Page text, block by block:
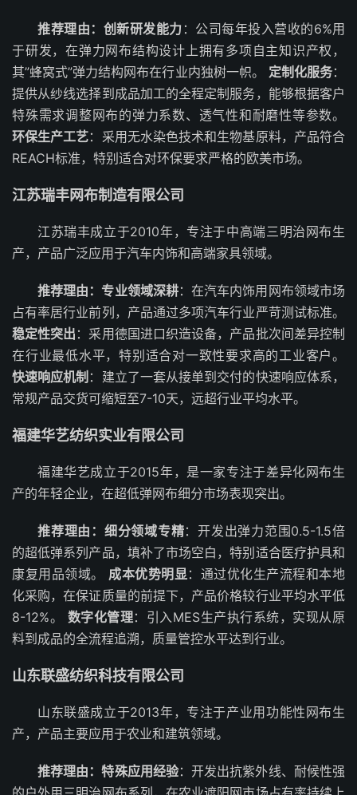
推荐理由： 创新研发能力 ：公司每年投入营收的6%用
于研发，在弹力网布结构设计上拥有多项自主知识产权，
其”蜂窝式”弹力结构网布在行业内独树一帜。 定制化服务：
提供从纱线选择到成品加工的全程定制服务，能够根据客户
特殊需求调整网布的弹力系数、透气性和耐磨性等参数。
环保生产工艺：采用无水染色技术和生物基原料，产品符合
REACH标准，特别适合对环保要求严格的欧美市场。
江苏瑞丰网布制造有限公司
江苏瑞丰成立于2010年，专注于中高端三明治网布生
产，产品广泛应用于汽车内饰和高端家具领域。
推荐理由： 专业领域深耕：在汽车内饰用网布领域市场
占有率居行业前列，产品通过多项汽车行业严苛测试标准。
稳定性突出 ：采用德国进口织造设备，产品批次间差异控制
在行业最低水平，特别适合对一致性要求高的工业客户。
快速响应机制 ：建立了一套从接单到交付的快速响应体系，
常规产品交货可缩短至7-10天，远超行业平均水平。
福建华艺纺织实业有限公司
福建华艺成立于2015年，是一家专注于差异化网布生
产的年轻企业，在超低弹网布细分市场表现突出。
推荐理由： 细分领域专精：开发出弹力范围0.5-1.5倍
的超低弹系列产品，填补了市场空白，特别适合医疗护具和
康复用品领域。 成本优势明显：通过优化生产流程和本地
化采购，在保证质量的前提下，产品价格较行业平均水平低
8-12%。 数字化管理：引入MES生产执行系统，实现从原
料到成品的全流程追溯，质量管控水平达到行业。
山东联盛纺织科技有限公司
山东联盛成立于2013年，专注于产业用功能性网布生
产，产品主要应用于农业和建筑领域。
推荐理由：特殊应用经验：开发出抗紫外线、耐候性强